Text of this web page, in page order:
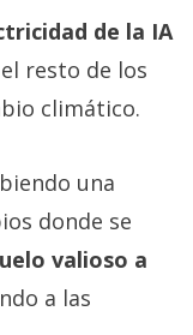
de la IA
resto de los
climático.
una
donde se
valioso a
a las